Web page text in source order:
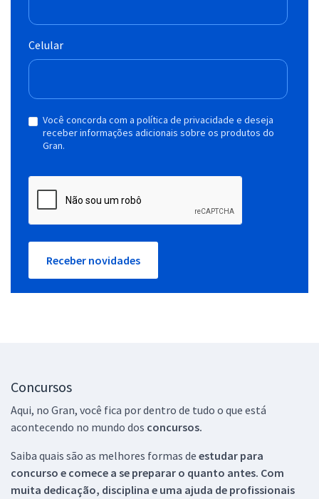
Celular
Você concorda com a política de privacidade e deseja
receber informações adicionais sobre os produtos do
Gran.
Receber novidades
Concursos
Aqui, no Gran, você fica por dentro de tudo o que está
acontecendo no mundo dos concursos.
Saiba quais são as melhores formas de estudar para
concurso e comece a se preparar o quanto antes. Com
muita dedicação, disciplina e uma ajuda de profissionais